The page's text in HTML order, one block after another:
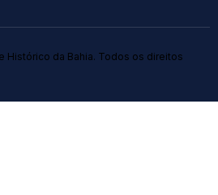
Histórico da Bahia. Todos os direitos